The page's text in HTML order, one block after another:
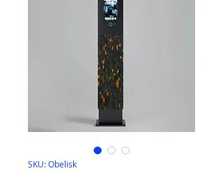
SKU: Obelisk